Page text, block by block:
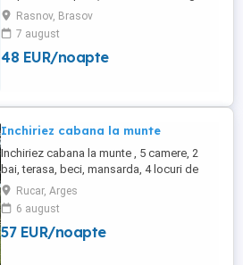
pentru 21 persoane - 9 camere cu băi cu
duș și balcon - Wifi și cablu tv - Un lounge
spațios și elegant - Grătar - Parcare privată
- Poiana Brasov- 9 km - Cetatea Râșnov - 1
Rasnov, Brasov
7 august
48 EUR/noapte
Inchiriez cabana la munte
Inchiriez cabana la munte , 5 camere, 2
bai, terasa, beci, mansarda, 4 locuri de
parcare, complet utilat si mobilat. Doresc
seriozitate. Se inchiriaza atat in weekend
de vineri pana duminica, Usor negociabil.
Rucar, Arges
6 august
57 EUR/noapte